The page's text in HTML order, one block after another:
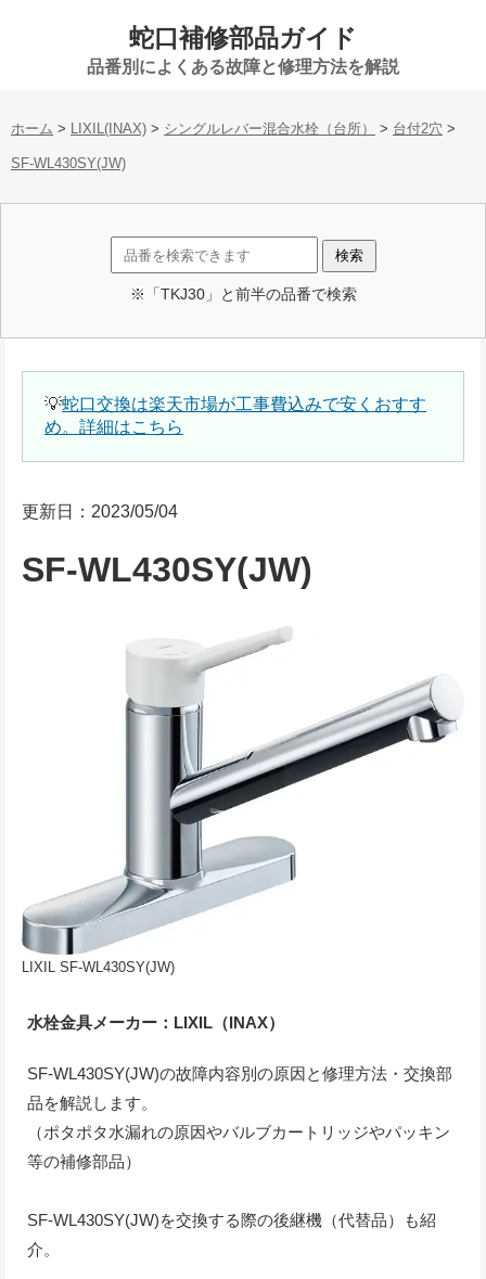
蛇口補修部品ガイド
品番別によくある故障と修理方法を解説
ホーム > LIXIL(INAX) > シングルレバー混合水栓（台所） > 台付2穴 >
SF-WL430SY(JW)
※「TKJ30」と前半の品番で検索
💡蛇口交換は楽天市場が工事費込みで安くおすす
め。詳細はこちら
更新日：2023/05/04
SF-WL430SY(JW)
LIXIL SF-WL430SY(JW)
水栓金具メーカー：LIXIL（INAX）
SF-WL430SY(JW)の故障内容別の原因と修理方法・交換部
品を解説します。
（ポタポタ水漏れの原因やバルブカートリッジやパッキン
等の補修部品）
SF-WL430SY(JW)を交換する際の後継機（代替品）も紹
介。